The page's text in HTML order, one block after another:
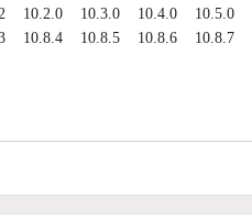
10.2.0 10.3.0 10.4.0 10.5.0
10.8.4 10.8.5 10.8.6
10.8.7